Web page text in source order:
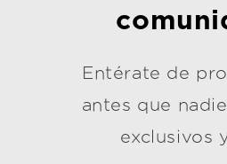
Entérate de
antes que
exclusivos